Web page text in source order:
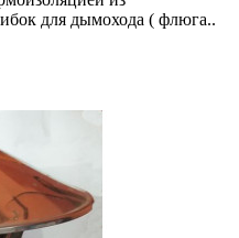
для дымохода ( флюга..